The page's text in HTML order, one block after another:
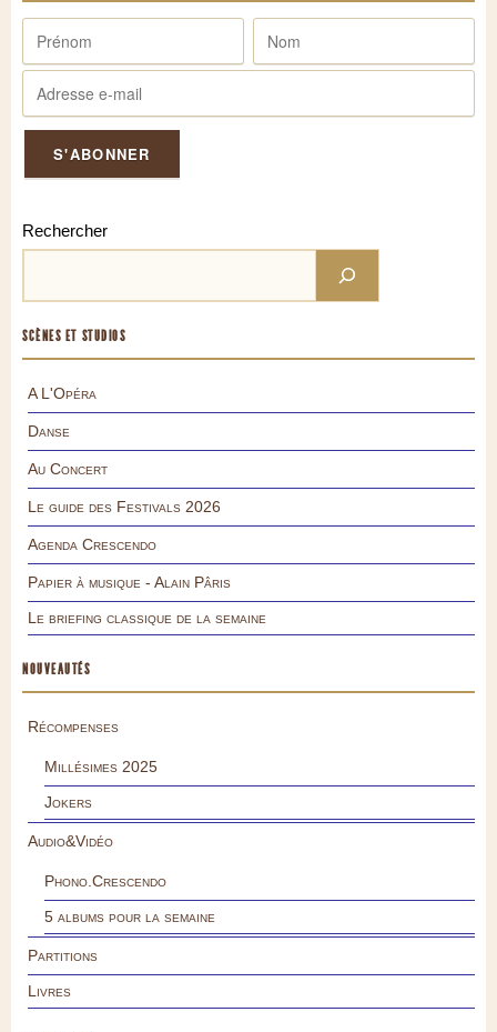
Rechercher
SCÈNES ET STUDIOS
A L'Opéra
Danse
Au Concert
Le guide des Festivals 2026
Agenda Crescendo
Papier à musique - Alain Pâris
Le briefing classique de la semaine
NOUVEAUTÉS
Récompenses
Millésimes 2025
Jokers
Audio&Vidéo
Phono.Crescendo
5 albums pour la semaine
Partitions
Livres